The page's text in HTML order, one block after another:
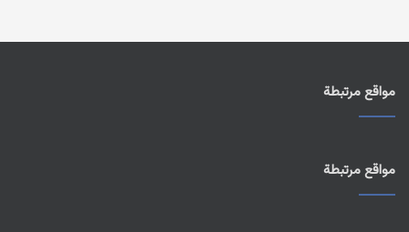
مواقع مرتبطة
مواقع مرتبطة